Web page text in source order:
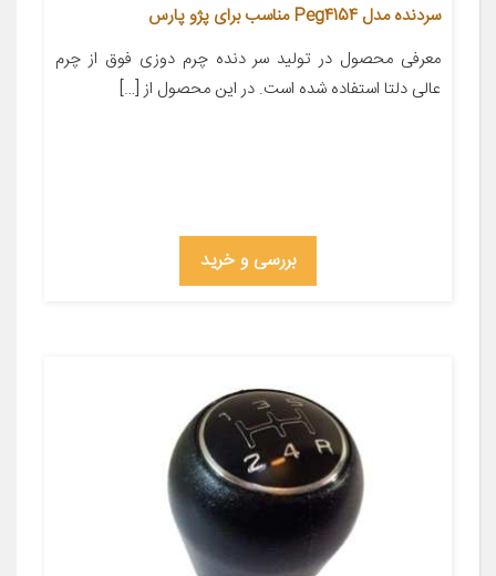
سردنده مدل Peg4154 مناسب برای پژو پارس
معرفی محصول در تولید سر دنده چرم دوزی فوق از چرم
عالی دلتا استفاده شده است. در این محصول از […]
بررسی و خرید